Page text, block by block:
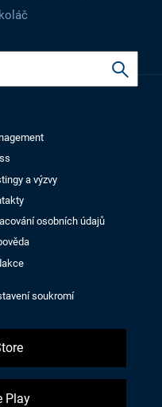
a výzvy
osobních údajů
soukromí
Play